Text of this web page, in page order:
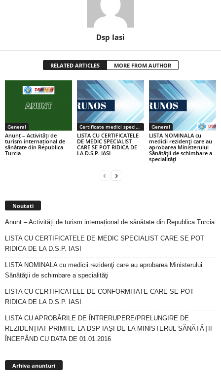
Dsp Iasi
RELATED ARTICLES MORE FROM AUTHOR
General
Anunț – Activități de
turism internațional de
sănătate din Republica
Turcia
Certificate medici specialiști / primari
LISTA CU CERTIFICATELE
DE MEDIC SPECIALIST
CARE SE POT RIDICA DE
LA D.S.P. IASI
General
LISTA NOMINALA cu
medicii rezidenţi care au
aprobarea Ministerului
Sănătăţii de schimbare a
specialităţi
Noutati
Anunț – Activități de turism internațional de sănătate din Republica Turcia
LISTA CU CERTIFICATELE DE MEDIC SPECIALIST CARE SE POT
RIDICA DE LA D.S.P. IASI
LISTA NOMINALA cu medicii rezidenţi care au aprobarea Ministerului
Sănătăţii de schimbare a specialităţi
LISTA CU CERTIFICATELE DE CONFORMITATE CARE SE POT
RIDICA DE LA D.S.P. IASI
LISTA CU APROBĂRILE DE ÎNTRERUPERE/PRELUNGIRE DE
REZIDENȚIAT PRIMITE LA DSP IAȘI DE LA MINISTERUL SĂNĂTĂȚII
ÎNCEPÂND CU DATA DE 01.01.2016
Arhiva anunturi